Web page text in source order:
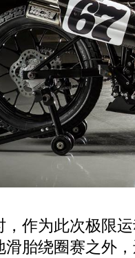
，作为此次极限
滑胎绕圈赛之外